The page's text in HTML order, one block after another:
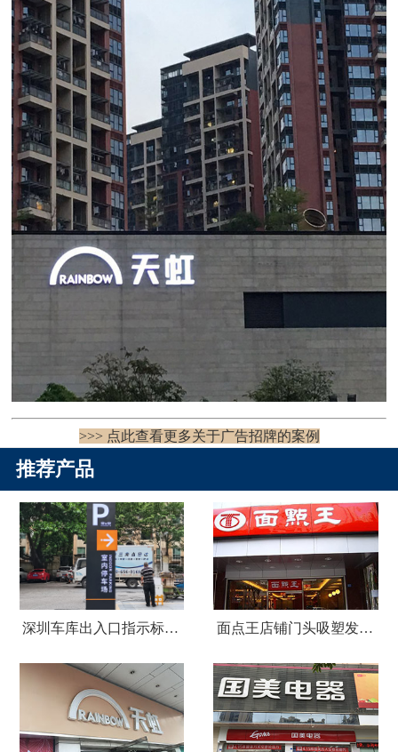
>>> 点此查看更多关于广告招牌的案例
推荐产品
深圳车库出入口指示标识牌制作 面点王店铺门头吸塑发光字广告招牌